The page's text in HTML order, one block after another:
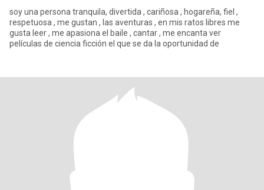
soy una persona tranquila, divertida , cariñosa , hogareña, fiel ,
respetuosa , me gustan , las aventuras , en mis ratos libres me
gusta leer , me apasiona el baile , cantar , me encanta ver
películas de ciencia ficción el que se da la oportunidad de